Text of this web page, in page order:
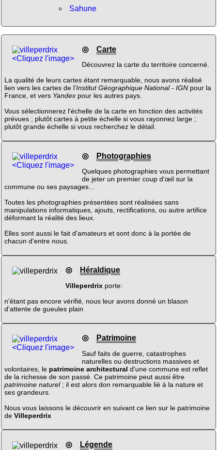
Sahune
<Cliquez l'image>
◎ Carte
Découvrez la carte du territoire concerné.
La qualité de leurs cartes étant remarquable, nous avons réalisé
lien vers les cartes de l'Institut Géographique National - IGNpour la
France, et vers Yandexpour les autres pays.
Vous sélectionnerez l'échelle de la carte en fonction des activités
prévues ; plutôt cartes à petite échelle si vous rayonnez large ;
plutôt grande échelle si vous recherchez le détail.
<Cliquez l'image>
◎ Photographies
Quelques photographies vous permettant
de jeter un premier coup d'œil sur la
commune ou ses paysages...
Toutes les photographies présentées sont réalisées sans
manipulations informatiques, ajouts, rectifications, ou autre artifice
déformant la réalité des lieux.
Elles sont aussi le fait d'amateurs et sont donc à la portée de
chacun d'entre nous.
◎ Héraldique
Villeperdrixporte:
n'étant pas encore vérifié, nous leur avons donné un blason
d'attente de gueules plain
<Cliquez l'image>
◎ Patrimoine
Sauf faits de guerre, catastrophes
naturelles ou destructions massives et
volontaires, le patrimoine architectural d'une commune est reflet
de la richesse de son passé. Ce patrimoine peut aussi être
patrimoine naturel; il est alors don remarquable lié à la nature et
ses grandeurs.
Nous vous laissons le découvrir en suivant ce lien sur le patrimoine
de Villeperdrix
◎ Légende